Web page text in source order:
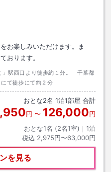
お楽しみいただけます。ま
おります。
」駅西口より徒歩約１分。 千葉都
て徒歩にて約２分
おとな2名 1泊1部屋 合計
円 〜 126,000円
おとな1名 (2名1室)｜ 1泊
税込 2,975円〜63,000円
を見る